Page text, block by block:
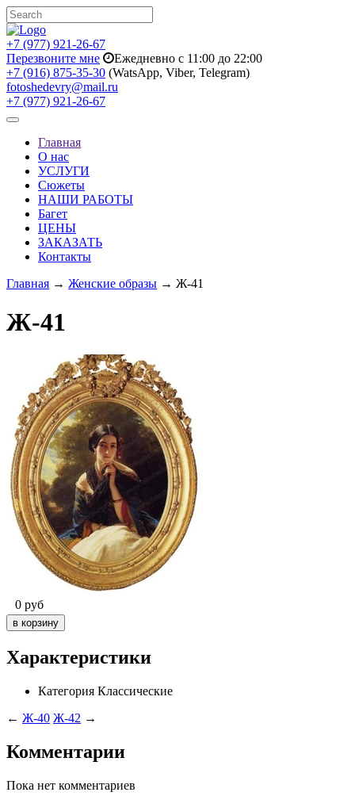
+7 (977) 921-26-67
Перезвоните мне
Ежедневно с 11:00 до 22:00
+7 (916) 875-35-30 (WatsApp, Viber, Telegram)
fotoshedevry@mail.ru
+7 (977) 921-26-67
Toggle
navigationГлавная
О нас
УСЛУГИ
Сюжеты
НАШИ РАБОТЫ
Багет
ЦЕНЫ
ЗАКАЗАТЬ
Контакты
Главная → Женские образы → Ж-41
Ж-41
0 руб
Характеристики
Категория Классические
← Ж-40 Ж-42 →
Комментарии
Пока нет комментариев